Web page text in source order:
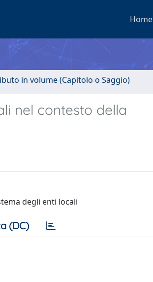
Home
in volume (Capitolo o Saggio)
nel contesto della
degli enti locali
(DC)